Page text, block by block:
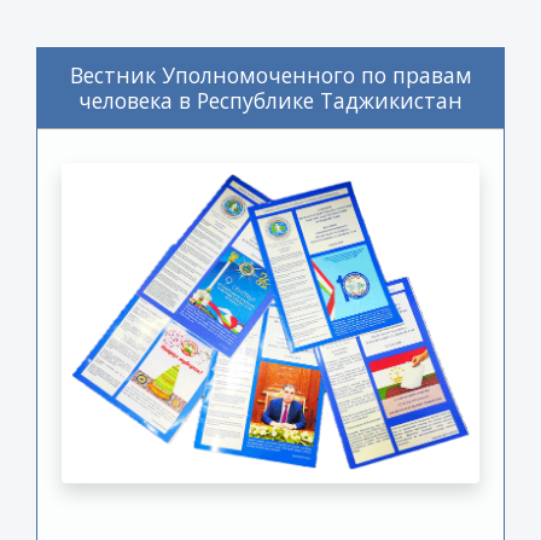
Вестник Уполномоченного по правам
человека в Республике Таджикистан